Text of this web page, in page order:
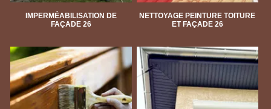
IMPERMÉABILISATION DE
FAÇADE 26
NETTOYAGE PEINTURE TOITURE
ET FAÇADE 26